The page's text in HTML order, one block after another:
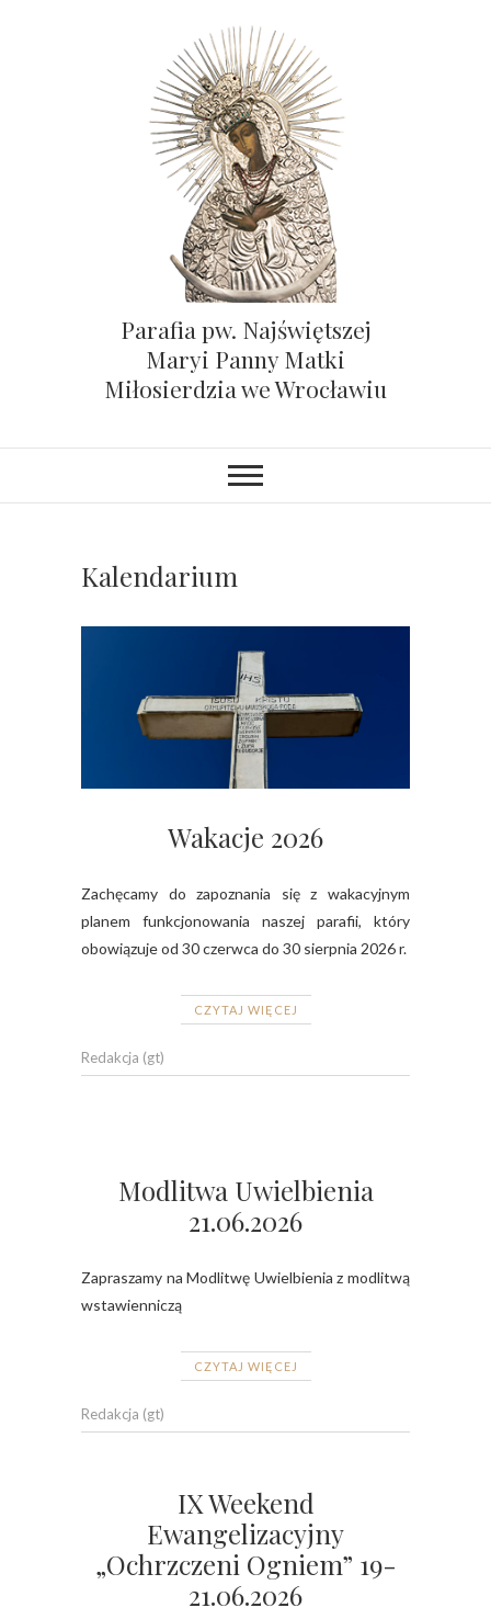
Parafia pw. Najświętszej
Maryi Panny Matki
Miłosierdzia we Wrocławiu
Kalendarium
Wakacje 2026
Zachęcamy do zapoznania się z wakacyjnym
planem funkcjonowania naszej parafii, który
obowiązuje od 30 czerwca do 30 sierpnia 2026 r.
CZYTAJ WIĘCEJ
Redakcja (gt)
Modlitwa Uwielbienia
21.06.2026
Zapraszamy na Modlitwę Uwielbienia z modlitwą
wstawienniczą
CZYTAJ WIĘCEJ
Redakcja (gt)
IX Weekend
Ewangelizacyjny
„Ochrzczeni Ogniem” 19-
21.06.2026